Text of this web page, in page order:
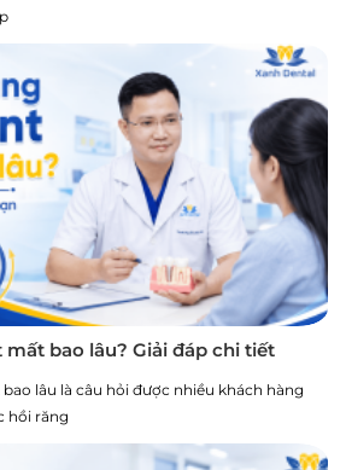
bao lâu? Giải đáp chi tiết
lâu là câu hỏi được nhiều khách hàng
hồi răng